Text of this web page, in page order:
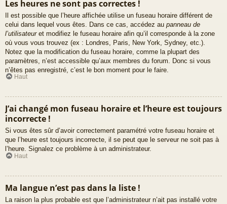
Les heures ne sont pas correctes !
Il est possible que l’heure affichée utilise un fuseau horaire différent de
celui dans lequel vous êtes. Dans ce cas, accédez au panneau de
l’utilisateuret modifiez le fuseau horaire afin qu’il corresponde à la zone
où vous vous trouvez (ex : Londres, Paris, New York, Sydney, etc.).
Notez que la modification du fuseau horaire, comme la plupart des
paramètres, n’est accessible qu’aux membres du forum. Donc si vous
n’êtes pas enregistré, c’est le bon moment pour le faire.
Haut
J’ai changé mon fuseau horaire et l’heure est toujours
incorrecte !
Si vous êtes sûr d’avoir correctement paramétré votre fuseau horaire et
que l’heure est toujours incorrecte, il se peut que le serveur ne soit pas à
l’heure. Signalez ce problème à un administrateur.
Haut
Ma langue n’est pas dans la liste !
La raison la plus probable est que l’administrateur n’ait pas installé votre